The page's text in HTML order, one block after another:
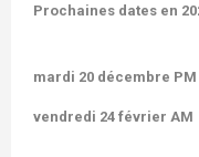
Prochaines dates en
mardi 20 décembre PM
vendredi 24 février AM